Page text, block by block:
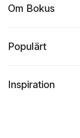
Om Bokus
Populärt
Inspiration